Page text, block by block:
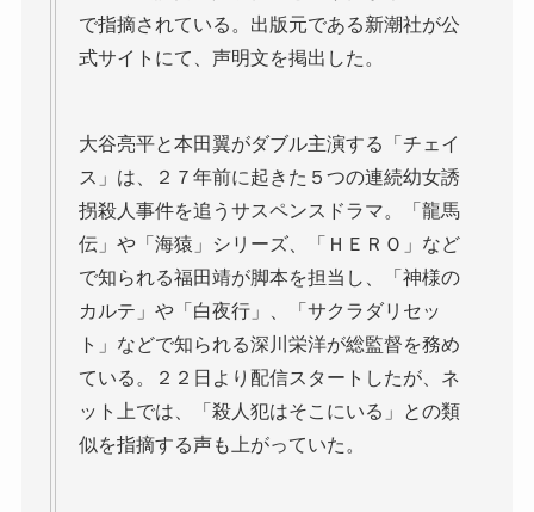
で指摘されている。出版元である新潮社が公
式サイトにて、声明文を掲出した。
大谷亮平と本田翼がダブル主演する「チェイ
ス」は、２７年前に起きた５つの連続幼女誘
拐殺人事件を追うサスペンスドラマ。「龍馬
伝」や「海猿」シリーズ、「ＨＥＲＯ」など
で知られる福田靖が脚本を担当し、「神様の
カルテ」や「白夜行」、「サクラダリセッ
ト」などで知られる深川栄洋が総監督を務め
ている。２２日より配信スタートしたが、ネ
ット上では、「殺人犯はそこにいる」との類
似を指摘する声も上がっていた。